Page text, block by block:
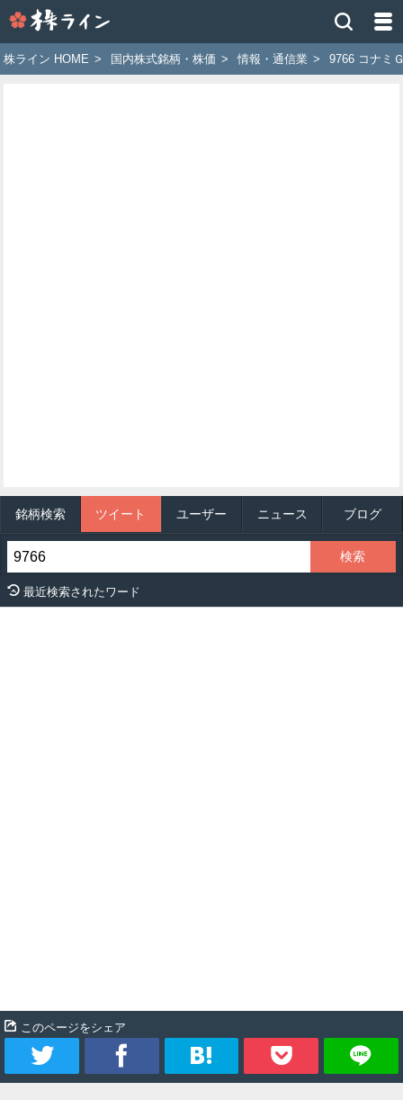
イ
ン
株ライン HOME > 国内株式銘柄・株価 > 情報・通信業 > 9766 コナミ
銘柄検索 ツイート ユーザー ニュース ブログ
最近検索されたワード
このページをシェア